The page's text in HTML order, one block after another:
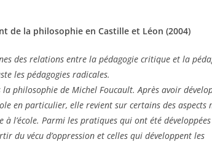
de la philosophie en Castille et Léon (2004)
des relations entre la pédagogie critique et la
les pédagogies radicales.
philosophie de Michel Foucault. Après avoir
en particulier, elle revient sur certains des aspects
l’école. Parmi les pratiques qui ont été
du vécu d’oppression et celles qui développent les